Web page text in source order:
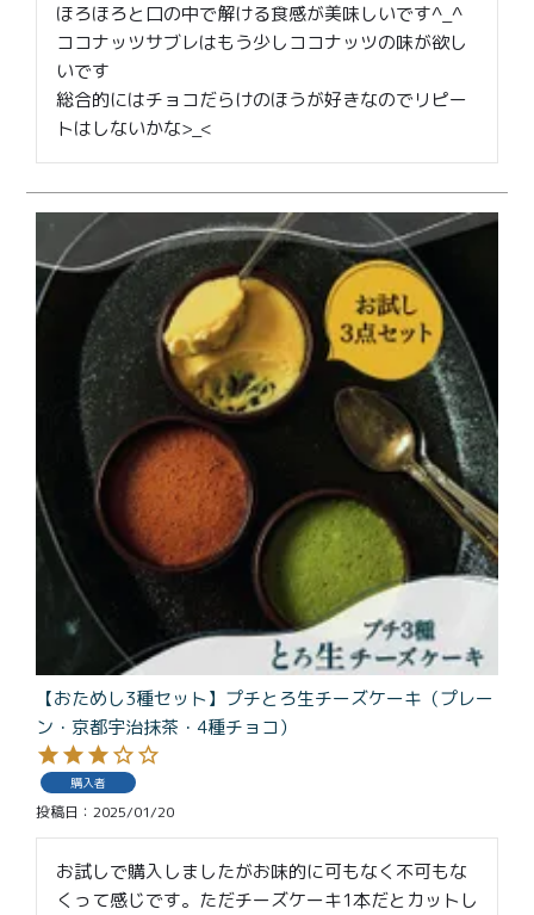
ほろほろと口の中で解ける食感が美味しいです^_^
ココナッツサブレはもう少しココナッツの味が欲し
いです
総合的にはチョコだらけのほうが好きなのでリピー
トはしないかな>_<
【おためし3種セット】プチとろ生チーズケーキ（プレー
ン・京都宇治抹茶・4種チョコ）
購入者
投稿日 2025/01/20
お試しで購入しましたがお味的に可もなく不可もな
くって感じです。ただチーズケーキ1本だとカットし